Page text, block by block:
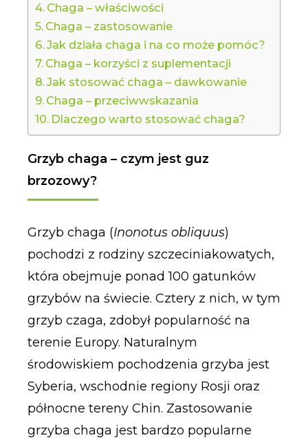
Chaga – właściwości
Chaga – zastosowanie
Jak działa chaga i na co może pomóc?
Chaga – korzyści z suplementacji
Jak stosować chaga – dawkowanie
Chaga – przeciwwskazania
Dlaczego warto stosować chaga?
Grzyb chaga – czym jest guz
brzozowy?
Grzyb chaga (Inonotus obliquus)
pochodzi z rodziny szczeciniakowatych,
która obejmuje ponad 100 gatunków
grzybów na świecie. Cztery z nich, w tym
grzyb czaga, zdobył popularność na
terenie Europy. Naturalnym
środowiskiem pochodzenia grzyba jest
Syberia, wschodnie regiony Rosji oraz
północne tereny Chin. Zastosowanie
grzyba chaga jest bardzo popularne